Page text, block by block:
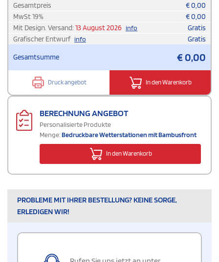
Gesamtpreis
€0,00
MwSt19% €0,00
Mit Design. Versand: 13 August 2026 info
Gratis
Grafischer Entwurf info Gratis
Gesamtsumme €0,00
Druck angebot In den Warenkorb
BERECHNUNG ANGEBOT
Personalisierte Produkte
Menge:Bedruckbare Wetterstationen mit Bambusfront
In den Warenkorb
PROBLEME MIT IHRER BESTELLUNG? KEINE SORGE,
ERLEDIGEN WIR!